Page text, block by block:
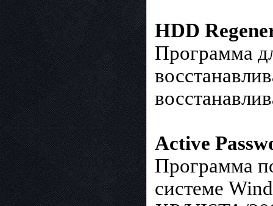
HDD
Программа
Active
Программа
системе